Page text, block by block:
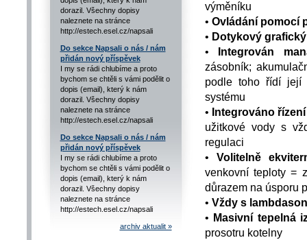
dorazil. Všechny dopisy
naleznete na stránce
http://estech.esel.cz/napsali
Do sekce Napsali o nás / nám
přidán nový příspěvek
I my se rádi chlubíme a proto
bychom se chtěli s vámi podělit o
dopis (email), který k nám
dorazil. Všechny dopisy
naleznete na stránce
http://estech.esel.cz/napsali
Do sekce Napsali o nás / nám
přidán nový příspěvek
I my se rádi chlubíme a proto
bychom se chtěli s vámi podělit o
dopis (email), který k nám
dorazil. Všechny dopisy
naleznete na stránce
http://estech.esel.cz/napsali
archiv aktualit »
výměníku
• Ovládání pomocí
• Dotykový
•
Integrován
zásobník;
podle toho řídí její
systému
• Integrováno
užitkové vody s
regulaci
• Volitelně
venkovní teploty =
důrazem na úsporu
• Vždy s
• Masivní tepelná
prosotru kotelny